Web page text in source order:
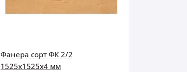
Фанера сорт ФК 2/2
1525x1525x4 мм